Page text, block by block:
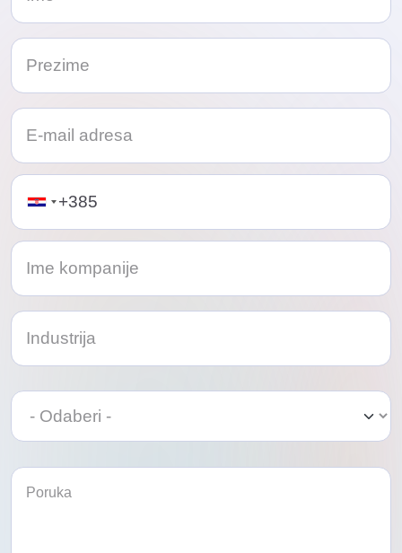
Telephone
Odaberi
Odaberi